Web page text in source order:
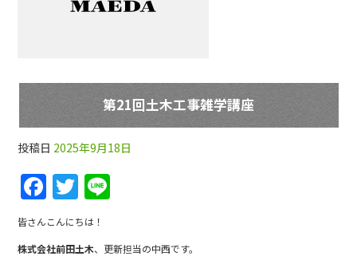
第21回土木工事雑学講座
投稿日 2025年9月18日
F
a
c
T
w
itt e
皆さんこんにちは！
株式会社前田土木、更新担当の中西です。